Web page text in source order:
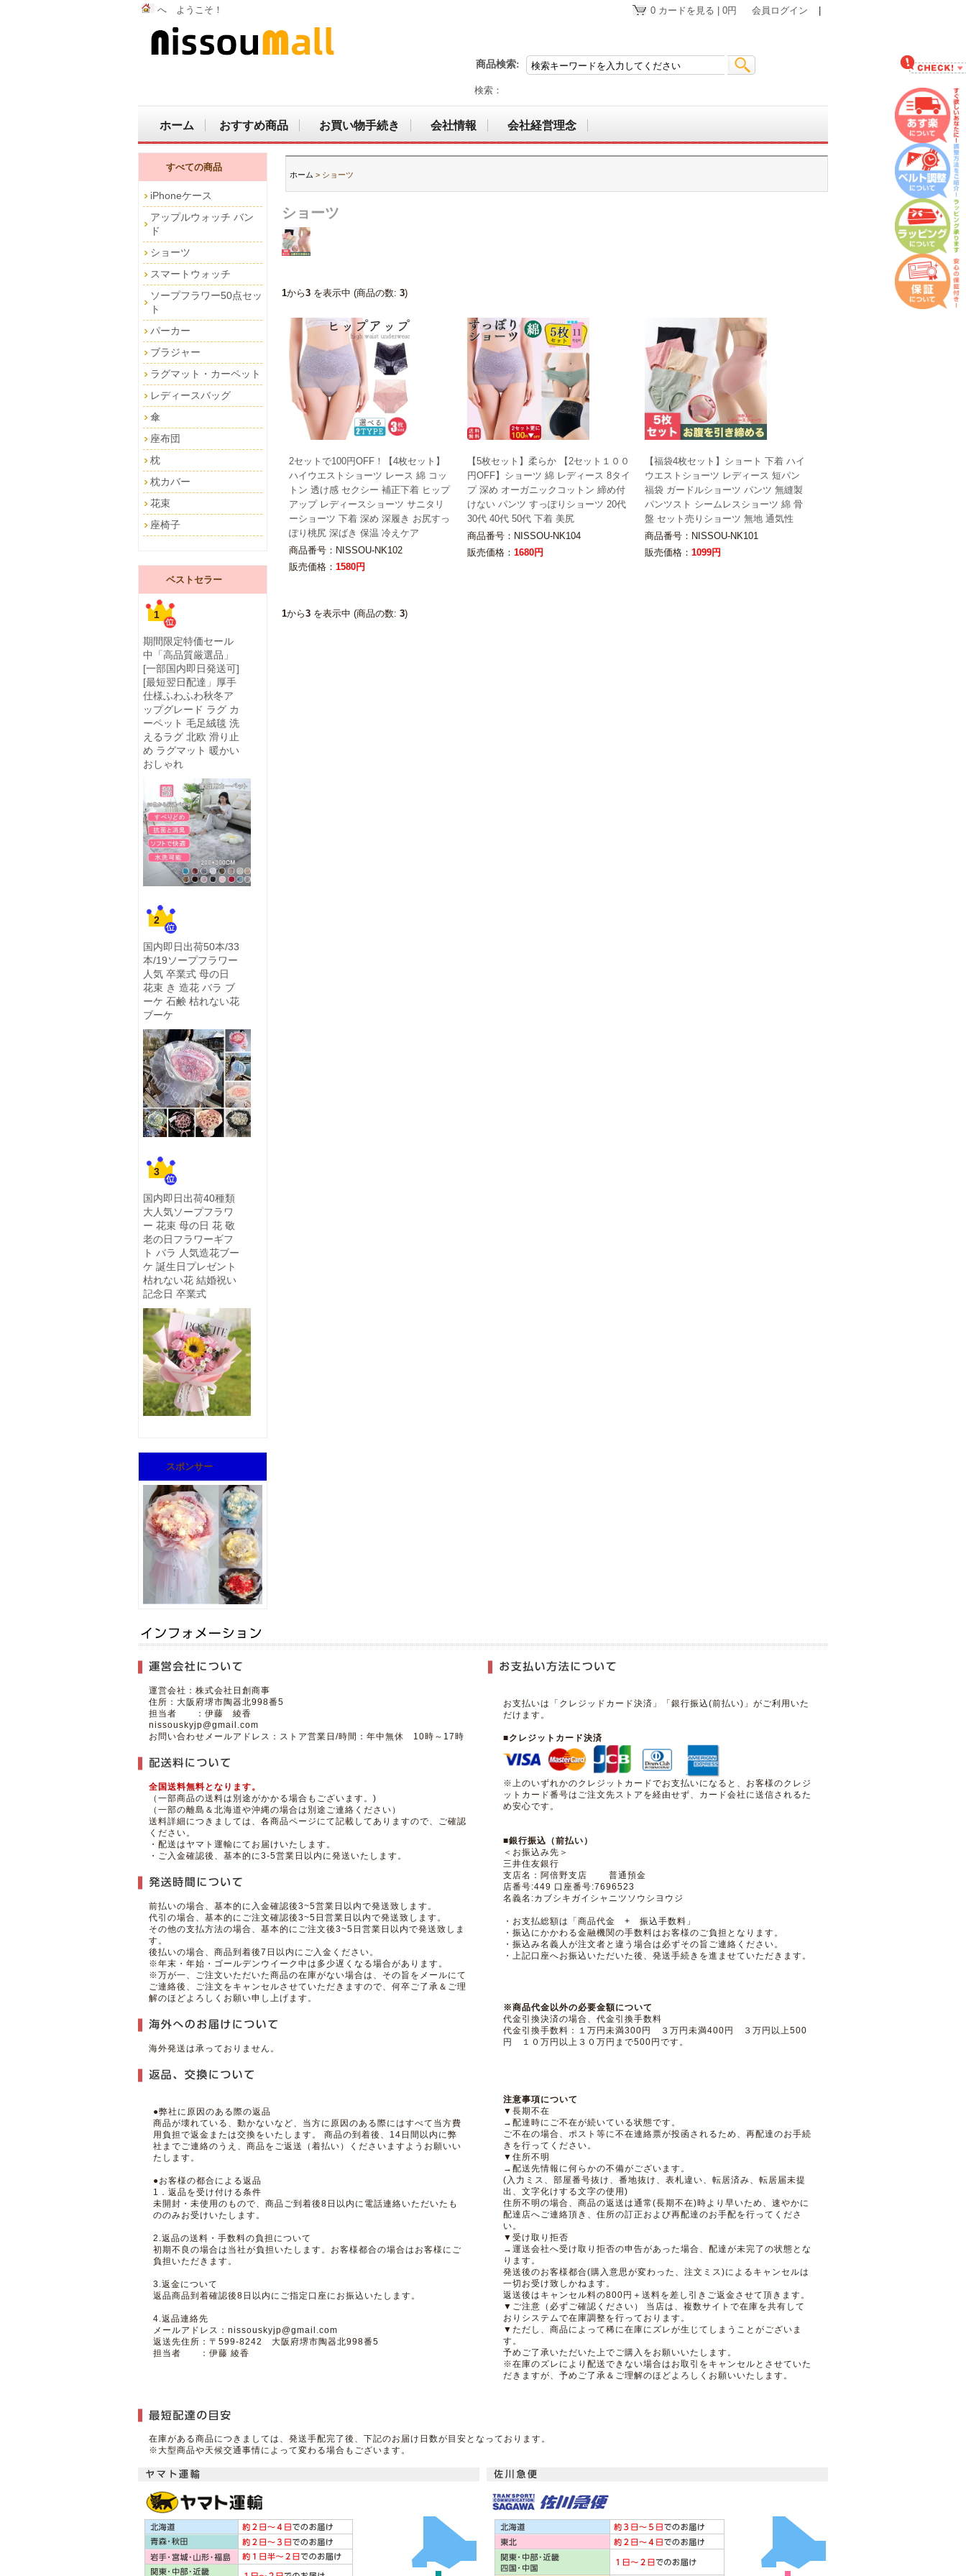
へ ようこそ！ 0 カードを見る | 0円 会員ログイン
商品検索:
検索：
ホーム おすすめ商品 お買い物手続き 会社情報 会社経営理念
すべての商品
iPhoneケース
アップルウォッチ バン
ド
ショーツ
スマートウォッチ
ソープフラワー50点セッ
ト
パーカー
ブラジャー
ラグマット・カーペット
レディースバッグ
傘
座布団
枕
枕カバー
花束
座椅子
ベストセラー
1
期間限定特価セール
中「高品質厳選品」
[一部国内即日発送可]
[最短翌日配達」厚手
仕様ふわふわ秋冬ア
ップグレード ラグ カ
ーペット 毛足絨毯 洗
えるラグ 北欧 滑り止
め ラグマット 暖かい
おしゃれ
2
国内即日出荷50本/33
本/19ソープフラワー
人気 卒業式 母の日
花束 き 造花 バラ ブ
ーケ 石鹸 枯れない花
ブーケ
3
国内即日出荷40種類
大人気ソープフラワ
ー 花束 母の日 花 敬
老の日フラワーギフ
ト バラ 人気造花ブー
ケ 誕生日プレゼント
枯れない花 結婚祝い
記念日 卒業式
スポンサー
ホーム > ショーツ
ショーツ
1から3 を表示中 (商品の数:3)
2セットで100円OFF！【4枚セット】
ハイウエストショーツ レース 綿 コッ
トン 透け感 セクシー 補正下着 ヒップ
アップ レディースショーツ サニタリ
ーショーツ 下着 深め 深履き お尻すっ
ぽり桃尻 深ばき 保温 冷えケア
商品番号：NISSOU-NK102
販売価格：1580円
【5枚セット】柔らか 【2セット１００
円OFF】ショーツ 綿 レディース 8タイ
プ 深め オーガニックコットン 締め付
けない パンツ すっぽりショーツ 20代
30代 40代 50代 下着 美尻
商品番号：NISSOU-NK104
販売価格： 1680円
【福袋4枚セット】ショート 下着 ハイ
ウエストショーツ レディース 短パン
福袋 ガードルショーツ パンツ 無縫製
パンツスト シームレスショーツ 綿 骨
盤 セット売りショーツ 無地 通気性
商品番号：NISSOU-NK101
販売価格： 1099円
1から3 を表示中 (商品の数:3)
運営会社：株式会社日創商事
住所：大阪府堺市陶器北998番5
担当者 ：伊藤 綾香
nissouskyjp@gmail.com
お問い合わせメールアドレス：ストア営業日/時間：年中無休 10時～17時
全国送料無料となります。
（一部商品の送料は別途がかかる場合もございます。)
（一部の離島＆北海道や沖縄の場合は別途ご連絡ください）
送料詳細につきましては、各商品ページにて記載してありますので、ご確認
ください。
・配送はヤマト運輸にてお届けいたします。
・ご入金確認後、基本的に3-5営業日以内に発送いたします。
前払いの場合、基本的に入金確認後3~5営業日以内で発送致します。
代引の場合、基本的にご注文確認後3~5日営業日以内で発送致します。
その他の支払方法の場合、基本的にご注文後3~5日営業日以内で発送致しま
す。
後払いの場合、商品到着後7日以内にご入金ください。
※年末・年始・ゴールデンウイーク中は多少遅くなる場合があります。
※万が一、ご注文いただいた商品の在庫がない場合は、その旨をメールにて
ご連絡後、ご注文をキャンセルさせていただきますので、何卒ご了承＆ご理
解のほどよろしくお願い申し上げます。
海外発送は承っておりません。
●弊社に原因のある際の返品
商品が壊れている、動かないなど、当方に原因のある際にはすべて当方費
用負担で返金または交換をいたします。 商品の到着後、14日間以内に弊
社までご連絡のうえ、商品をご返送（着払い）くださいますようお願いい
たします。
●お客様の都合による返品
1．返品を受け付ける条件
未開封・未使用のもので、商品ご到着後8日以内に電話連絡いただいたも
ののみお受けいたします。
2.返品の送料・手数料の負担について
初期不良の場合は当社が負担いたします。お客様都合の場合はお客様にご
負担いただきます。
3.返金について
返品商品到着確認後8日以内にご指定口座にお振込いたします。
4.返品連絡先
メールアドレス：nissouskyjp@gmail.com
返送先住所：〒599-8242 大阪府堺市陶器北998番5
担当者 ：伊藤 綾香
お支払いは「クレジッドカード決済」「銀行振込(前払い)」がご利用いた
だけます。
■クレジットカード決済
※上のいずれかのクレジットカードでお支払いになると、お客様のクレジ
ットカード番号はご注文先ストアを経由せず、カード会社に送信されるた
め安心です。
■銀行振込（前払い）
＜お振込み先＞
三井住友銀行
支店名：阿倍野支店 普通預金
店番号:449 口座番号:7696523
名義名:カブシキガイシャニツソウシヨウジ
・お支払総額は「商品代金 + 振込手数料」
・振込にかかわる金融機関の手数料はお客様のご負担となります。
・振込み名義人が注文者と違う場合は必ずその旨ご連絡ください。
・上記口座へお振込いただいた後、発送手続きを進ませていただきます。
※商品代金以外の必要金額について
代金引換決済の場合、代金引換手数料
代金引換手数料：１万円未満300円 ３万円未満400円 ３万円以上500
円 １０万円以上３０万円まで500円です。
注意事項について
▼長期不在
→配達時にご不在が続いている状態です。
ご不在の場合、ポスト等に不在連絡票が投函されるため、再配達のお手続
きを行ってください。
▼住所不明
→配送先情報に何らかの不備がございます。
(入力ミス、部屋番号抜け、番地抜け、表札違い、転居済み、転居届未提
出、文字化けする文字の使用)
住所不明の場合、商品の返送は通常(長期不在)時より早いため、速やかに
配達店へご連絡頂き、住所の訂正および再配達のお手配を行ってくださ
い。
▼受け取り拒否
→運送会社へ受け取り拒否の申告があった場合、配達が未完了の状態とな
ります。
発送後のお客様都合(購入意思が変わった、注文ミス)によるキャンセルは
一切お受け致しかねます。
返送後はキャンセル料の800円＋送料を差し引きご返金させて頂きます。
▼ご注意（必ずご確認ください） 当店は、複数サイトで在庫を共有して
おりシステムで在庫調整を行っております。
▼ただし、商品によって稀に在庫にズレが生じてしまうことがございま
す。
予めご了承いただいた上でご購入をお願いいたします。
※在庫のズレにより配送できない場合はお取引をキャンセルとさせていた
だきますが、予めご了承＆ご理解のほどよろしくお願いいたします。
在庫がある商品につきましては、発送手配完了後、下記のお届け日数が目安となっております。
※大型商品や天候交通事情によって変わる場合もございます。